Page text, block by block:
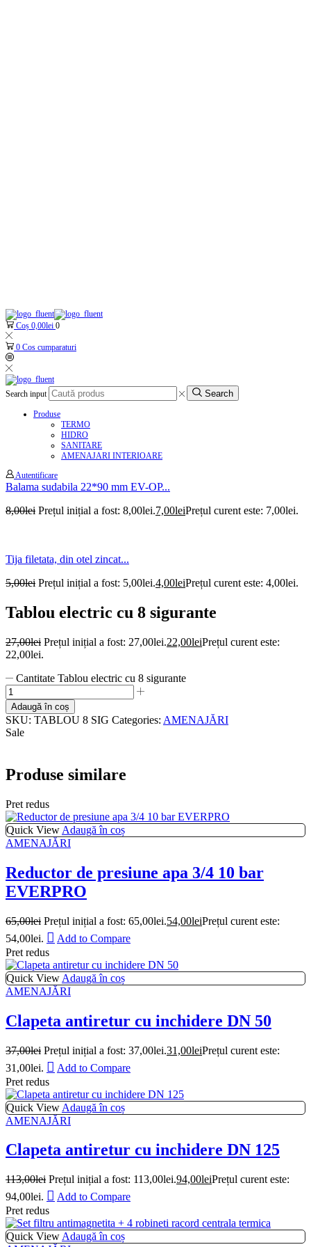
Coș 0,00lei 0
0 Cos cumparaturi
Search input Search
Produse
TERMO
HIDRO
SANITARE
AMENAJARI INTERIOARE
Autentificare
Balama sudabila 22*90 mm EV-OP...
8,00lei Prețul inițial a fost: 8,00lei.7,00leiPrețul curent este: 7,00lei.
Tija filetata, din otel zincat...
5,00lei Prețul inițial a fost: 5,00lei.4,00leiPrețul curent este: 4,00lei.
Tablou electric cu 8 sigurante
27,00lei Prețul inițial a fost: 27,00lei.22,00leiPrețul curent este:
22,00lei.
Cantitate Tablou electric cu 8 sigurante
Adaugă în coș
SKU: TABLOU 8 SIG Categories: AMENAJĂRI
Sale
Produse similare
Pret redus
Quick View Adaugă în coș
AMENAJĂRI
Reductor de presiune apa 3/4 10 bar
EVERPRO
65,00lei Prețul inițial a fost: 65,00lei.54,00leiPrețul curent este:
54,00lei.
Add to Compare
Pret redus
Quick View Adaugă în coș
AMENAJĂRI
Clapeta antiretur cu inchidere DN 50
37,00lei Prețul inițial a fost: 37,00lei.31,00leiPrețul curent este:
31,00lei.
Add to Compare
Pret redus
Quick View Adaugă în coș
AMENAJĂRI
Clapeta antiretur cu inchidere DN 125
113,00lei Prețul inițial a fost: 113,00lei.94,00leiPrețul curent este:
94,00lei.
Add to Compare
Pret redus
Quick View Adaugă în coș